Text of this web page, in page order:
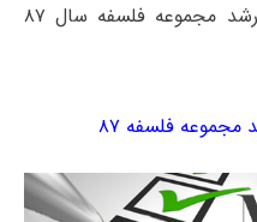
لینک دانلود سوالات کارشناسی ارشد مجموعه فلسفه سال ۸۷
مجموعه فلسفه ۸۷